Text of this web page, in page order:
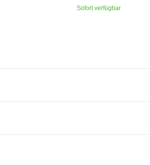
Sofort verfügbar